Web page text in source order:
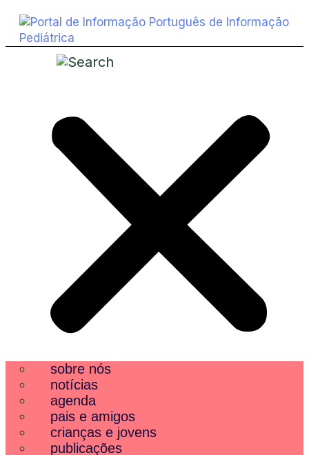
sobre nós
notícias
agenda
pais e amigos
crianças e jovens
publicações